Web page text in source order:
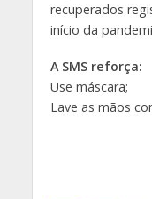
recuperados
início da
A SMS reforça:
Use máscara;
Lave as mãos